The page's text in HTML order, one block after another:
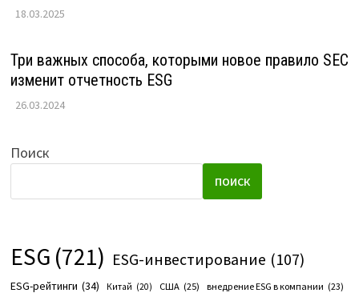
18.03.2025
Три важных способа, которыми новое правило SEC
изменит отчетность ESG
26.03.2024
Поиск
ПОИСК
ESG (721) ESG-инвестирование (107)
ESG-рейтинги (34) Китай (20) США (25) внедрение ESG в компании (23)